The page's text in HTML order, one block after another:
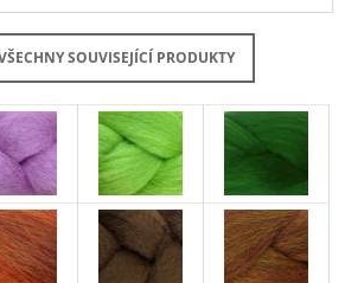
SOUVISEJÍCÍ PRODUKTY